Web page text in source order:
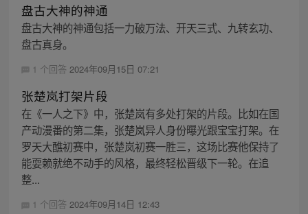
盘古大神的神通
盘古大神的神通包括一力破万法、开天三式、九转玄功、
盘古真身。
1 个回答 2024年09月15日 07:21
张楚岚打架片段
在《一人之下》中，张楚岚有多处打架的片段。比如在国
产动漫番的第二集，张楚岚异人身份曝光跟宝宝打架。在
罗天大醮初赛中，张楚岚初赛一胜三，这场比赛他保持了
能耍赖就绝不动手的风格，最终轻松晋级下一轮。在追
整...
1 个回答 2024年09月14日 12:43